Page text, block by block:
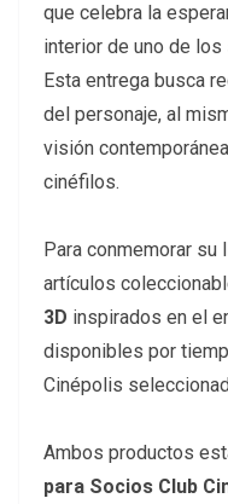
que celebra la
interior de uno de
Esta entrega busca
del personaje, al
visión
cinéfilos.
Para conmemorar su
artículos
3D inspirados en el
disponibles por
Cinépolis
Ambos productos
para Socios Club